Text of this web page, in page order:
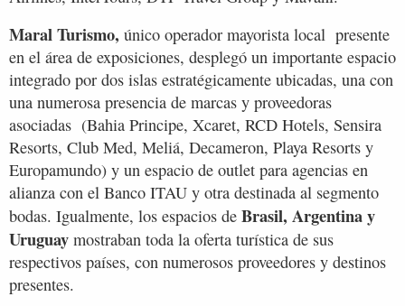
Maral Turismo, único operador mayorista local presente
en el área de exposiciones, desplegó un importante espacio
integrado por dos islas estratégicamente ubicadas, una con
una numerosa presencia de marcas y proveedoras
asociadas (Bahia Principe, Xcaret, RCD Hotels, Sensira
Resorts, Club Med, Meliá, Decameron, Playa Resorts y
Europamundo) y un espacio de outlet para agencias en
alianza con el Banco ITAU y otra destinada al segmento
bodas. Igualmente, los espacios de Brasil, Argentina y
Uruguay mostraban toda la oferta turística de sus
respectivos países, con numerosos proveedores y destinos
presentes.